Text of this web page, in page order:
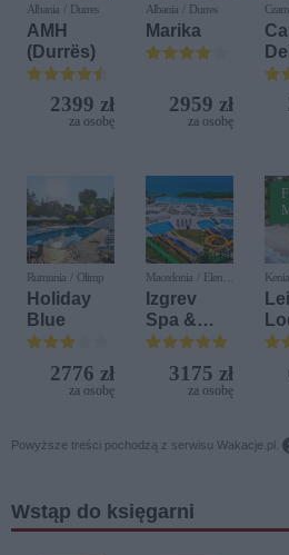
Albania / Durres
AMH
(Durrës)
2399 zł
za osobę
Albania / Durres
Marika
2959 zł
za osobę
Rumunia / Olimp
Holiday
Blue
2776 zł
za osobę
Macedonia / Elen
Kamen
Izgrev
Spa &
Aquapark
3175 zł
za osobę
Powyższe treści pochodzą z serwisu Wakacje.pl.
Wstąp do księgarni